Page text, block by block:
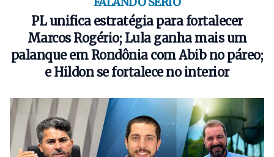
PL unifica estratégia para fortalecer
Marcos Rogério; Lula ganha mais um
palanque em Rondônia com Abib no páreo;
e Hildon se fortalece no interior